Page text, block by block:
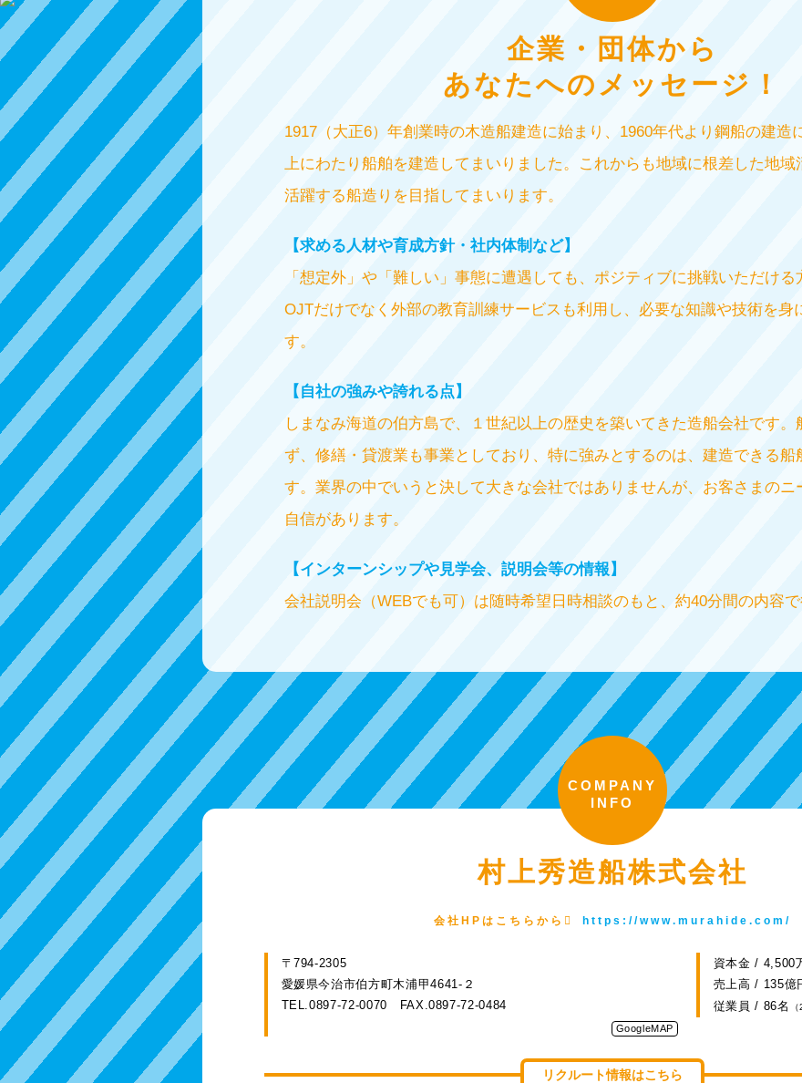
企業・団体から
あなたへのメッセージ！
1917（大正6）年創業時の木造船建造に始まり、1960年代より鋼船の建造
上にわたり船舶を建造してまいりました。これからも地域に根差した地
活躍する船造りを目指してまいります。
【求める人材や育成方針・社内体制など】
「想定外」や「難しい」事態に遭遇しても、ポジティブに挑戦いただける
OJTだけでなく外部の教育訓練サービスも利用し、必要な知識や技術を身
す。
【自社の強みや誇れる点】
しまなみ海道の伯方島で、１世紀以上の歴史を築いてきた造船会社です。
ず、修繕・貸渡業も事業としており、特に強みとするのは、建造できる船
す。業界の中でいうと決して大きな会社ではありませんが、お客さまのニ
自信があります。
【インターンシップや見学会、説明会等の情報】
会社説明会（WEBでも可）は随時希望日時相談のもと、約40分間の内容で
COMPANY
INFO
村上秀造船株式会社
会社HPはこちらから https://www.murahide.com/
〒794-2305
愛媛県今治市伯方町木浦甲4641-２
TEL.0897-72-0070 FAX.0897-72-0484
GoogleMAP
資本金 / 4,500
売上高 / 135億
従業員 / 86名
リクルート情報はこちら